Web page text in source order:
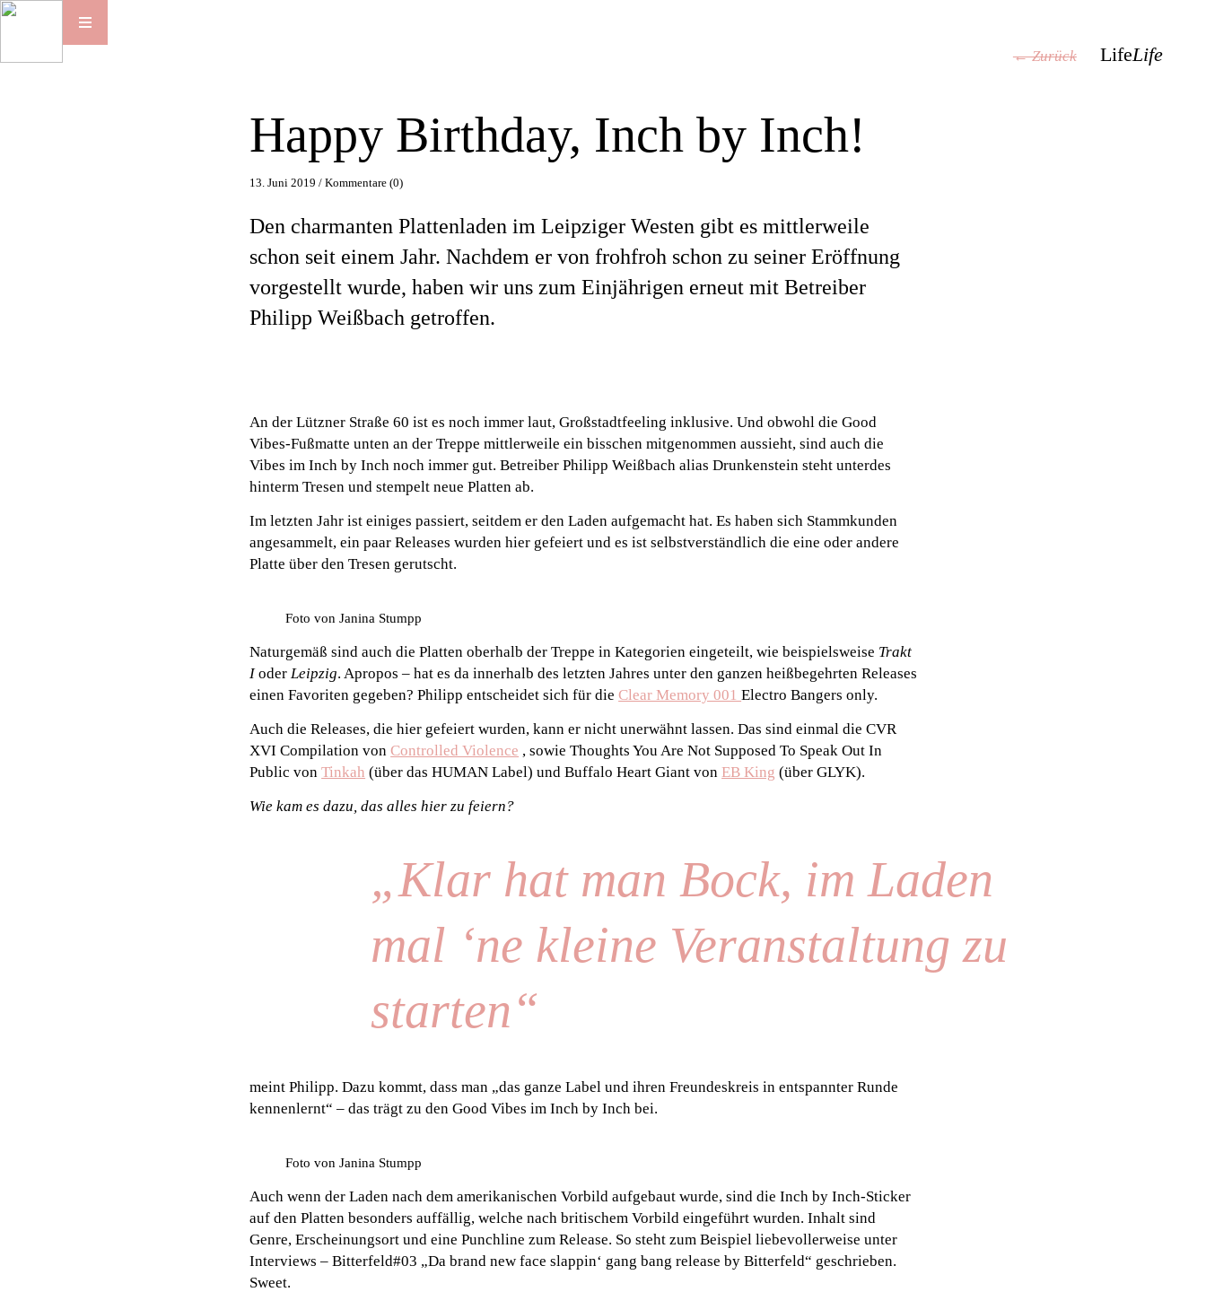
← Zurück LifeLife
Happy Birthday, Inch by Inch!
13. Juni 2019 /Kommentare (0)
Den charmanten Plattenladen im Leipziger Westen gibt es mittlerweile
schon seit einem Jahr. Nachdem er von frohfroh schon zu seiner Eröffnung
vorgestellt wurde, haben wir uns zum Einjährigen erneut mit Betreiber
Philipp Weißbach getroffen.
An der Lützner Straße 60 ist es noch immer laut, Großstadtfeeling inklusive. Und obwohl die Good
Vibes-Fußmatte unten an der Treppe mittlerweile ein bisschen mitgenommen aussieht, sind auch die
Vibes im Inch by Inch noch immer gut. Betreiber Philipp Weißbach alias Drunkenstein steht unterdes
hinterm Tresen und stempelt neue Platten ab.
Im letzten Jahr ist einiges passiert, seitdem er den Laden aufgemacht hat. Es haben sich Stammkunden
angesammelt, ein paar Releases wurden hier gefeiert und es ist selbstverständlich die eine oder andere
Platte über den Tresen gerutscht.
Foto von Janina Stumpp
Naturgemäß sind auch die Platten oberhalb der Treppe in Kategorien eingeteilt, wie beispielsweise Trakt
IoderLeipzig. Apropos – hat es da innerhalb des letzten Jahres unter den ganzen heißbegehrten Releases
einen Favoriten gegeben? Philipp entscheidet sich für dieClear Memory 001Electro Bangers only.
Auch die Releases, die hier gefeiert wurden, kann er nicht unerwähnt lassen. Das sind einmal die CVR
XVI Compilation vonControlled Violence , sowie Thoughts You Are Not Supposed To Speak Out In
Public vonTinkah (über das HUMAN Label) und Buffalo Heart Giant vonEB King (über GLYK).
Wie kam es dazu, das alles hier zu feiern?
„Klar hat man Bock, im Laden
mal ‘ne kleine Veranstaltung zu
starten“
meint Philipp. Dazu kommt, dass man „das ganze Label und ihren Freundeskreis in entspannter Runde
kennenlernt“ – das trägt zu den Good Vibes im Inch by Inch bei.
Foto von Janina Stumpp
Auch wenn der Laden nach dem amerikanischen Vorbild aufgebaut wurde, sind die Inch by Inch-Sticker
auf den Platten besonders auffällig, welche nach britischem Vorbild eingeführt wurden. Inhalt sind
Genre, Erscheinungsort und eine Punchline zum Release. So steht zum Beispiel liebevollerweise unter
Interviews – Bitterfeld#03 „Da brand new face slappin‘ gang bang release by Bitterfeld“ geschrieben.
Sweet.